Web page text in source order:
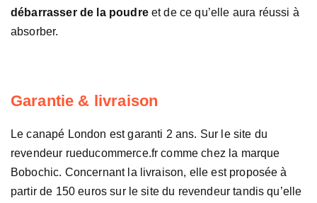
débarrasser de la poudreet de ce qu’elle aura réussi à
absorber.
Garantie & livraison
Le canapé London est garanti 2 ans. Sur le site du
revendeur rueducommerce.fr comme chez la marque
Bobochic. Concernant la livraison, elle est proposée à
partir de 150 euros sur le site du revendeur tandis qu’elle